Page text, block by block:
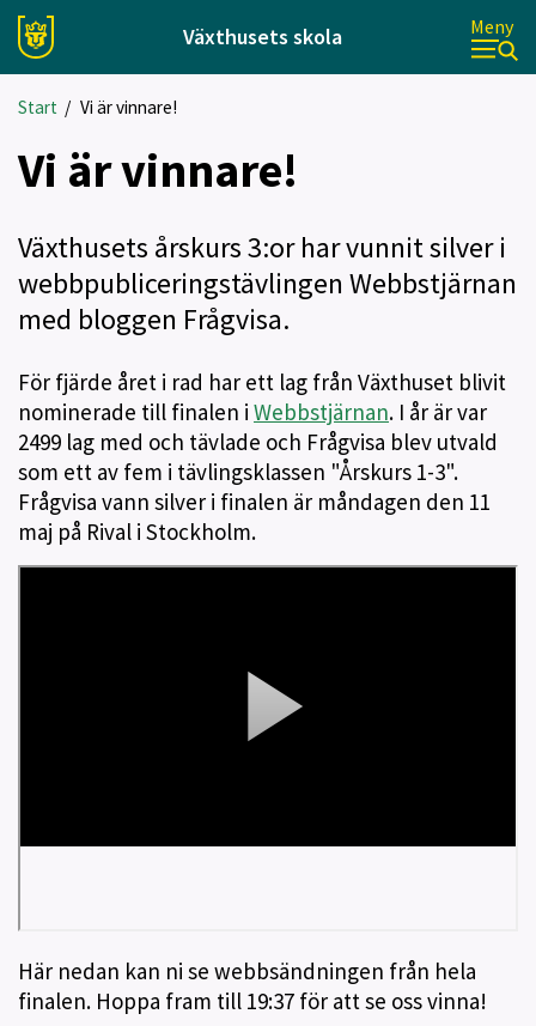
Växthusets skola Meny
Start / Vi är vinnare!
Vi är vinnare!
Växthusets årskurs 3:or har vunnit silver i
webbpubliceringstävlingen Webbstjärnan
med bloggen Frågvisa.
För fjärde året i rad har ett lag från Växthuset blivit
nominerade till finalen i Webbstjärnan. I år är var
2499 lag med och tävlade och Frågvisa blev utvald
som ett av fem i tävlingsklassen "Årskurs 1-3".
Frågvisa vann silver i finalen är måndagen den 11
maj på Rival i Stockholm.
Här nedan kan ni se webbsändningen från hela
finalen. Hoppa fram till 19:37 för att se oss vinna!